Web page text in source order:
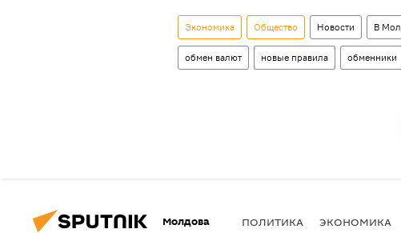
Экономика Общество Новости В
обмен валют новые правила обменники
Молдова ПОЛИТИКА ЭКОНОМИКА